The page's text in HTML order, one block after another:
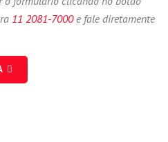
11 2081-7000e fale diretamente